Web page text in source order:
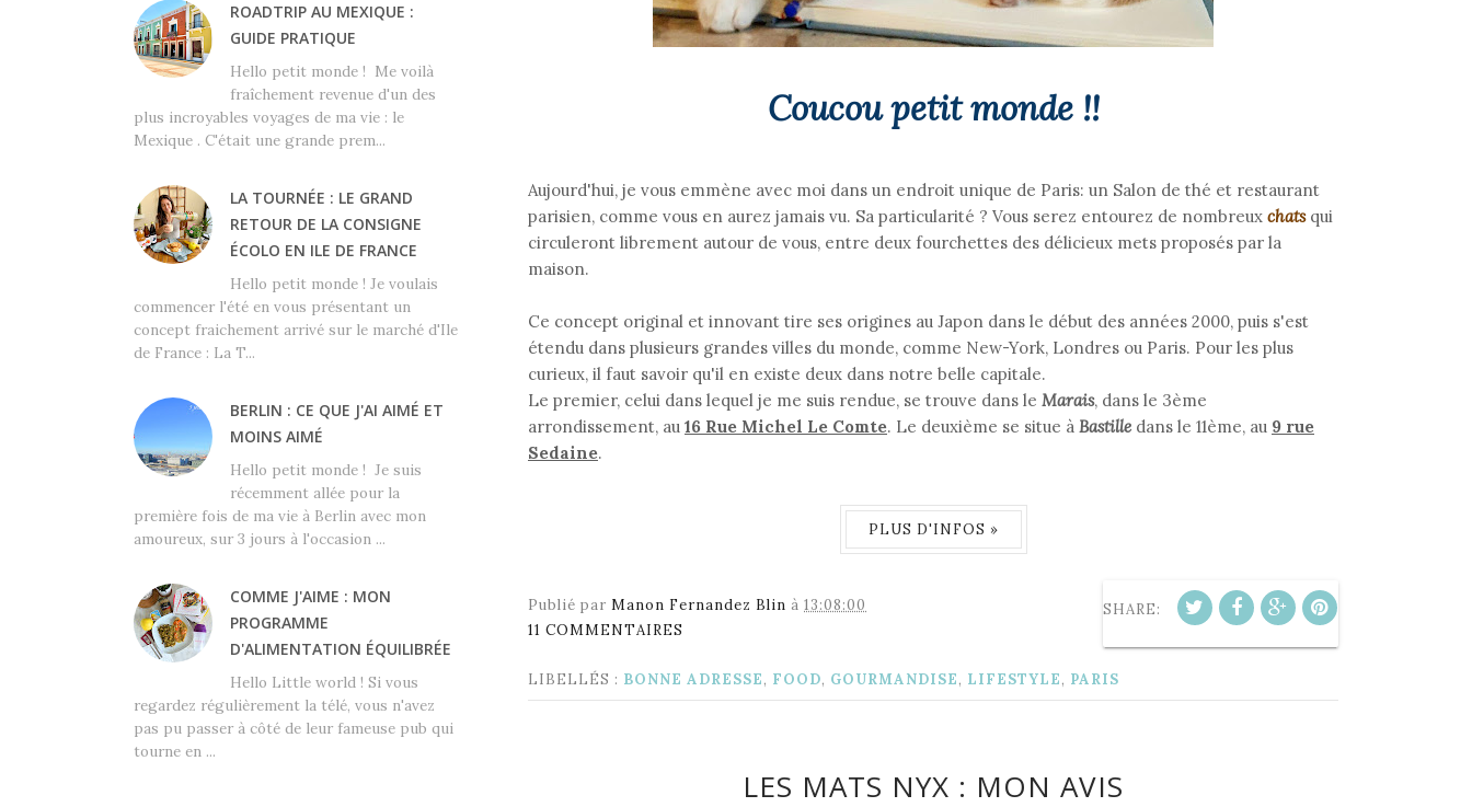
Coucou petit monde !!
Aujourd'hui, je vous emmène avec moi dans un endroit unique de Paris: un Salon de thé et restaurant
parisien, comme vous en aurez jamais vu. Sa particularité ? Vous serez entourez de nombreux chatsqui
circuleront librement autour de vous, entre deux fourchettes des délicieux mets proposés par la
maison.
Ce concept original et innovant tire ses origines au Japon dans le début des années 2000, puis s'est
étendu dans plusieurs grandes villes du monde, comme New-York, Londres ou Paris. Pour les plus
curieux, il faut savoir qu'il en existe deux dans notre belle capitale.
Le premier, celui dans lequel je me suis rendue, se trouve dans le Marais, dans le 3ème
arrondissement, au 16 Rue Michel Le Comte. Le deuxième se situe à Bastille dans le 11ème, au 9 rue
Sedaine.
PLUS D'INFOS »
Publié par Manon Fernandez Blin à 13:08:00
11 COMMENTAIRES
SHARE:
LIBELLÉS : BONNE ADRESSE, FOOD, GOURMANDISE, LIFESTYLE, PARIS
LES MATS NYX : MON AVIS
ROADTRIP AU MEXIQUE :
GUIDE PRATIQUE
Hello petit monde ! Me voilà
fraîchement revenue d'un des
plus incroyables voyages de ma vie : le
Mexique . C'était une grande prem...
LA TOURNÉE : LE GRAND
RETOUR DE LA CONSIGNE
ÉCOLO EN ILE DE FRANCE
Hello petit monde ! Je voulais
commencer l'été en vous présentant un
concept fraichement arrivé sur le marché d'Ile
de France : La T...
BERLIN : CE QUE J'AI AIMÉ ET
MOINS AIMÉ
Hello petit monde ! Je suis
récemment allée pour la
première fois de ma vie à Berlin avec mon
amoureux, sur 3 jours à l'occasion ...
COMME J'AIME : MON
PROGRAMME
D'ALIMENTATION ÉQUILIBRÉE
Hello Little world ! Si vous
regardez régulièrement la télé, vous n'avez
pas pu passer à côté de leur fameuse pub qui
tourne en ...